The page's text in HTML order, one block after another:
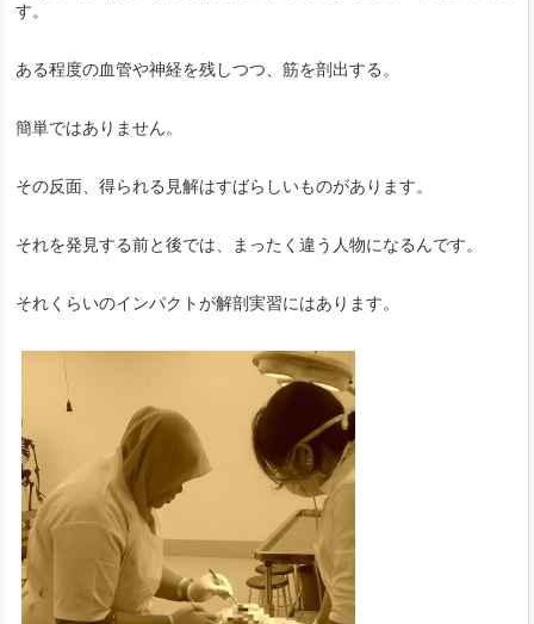
す。
ある程度の血管や神経を残しつつ、筋を剖出する。
簡単ではありません。
その反面、得られる見解はすばらしいものがあります。
それを発見する前と後では、まったく違う人物になるんです。
それくらいのインパクトが解剖実習にはあります。